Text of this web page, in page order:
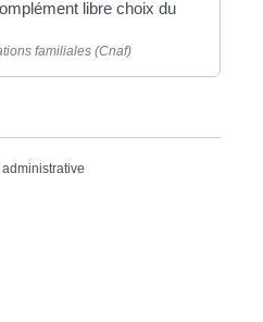
libre choix du
familiales (Cnaf)